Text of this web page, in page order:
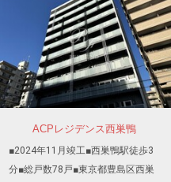
ACPレジデンス西巣鴨
■2024年11月竣工■西巣鴨駅徒歩3
分■総戸数78戸■東京都豊島区西巣